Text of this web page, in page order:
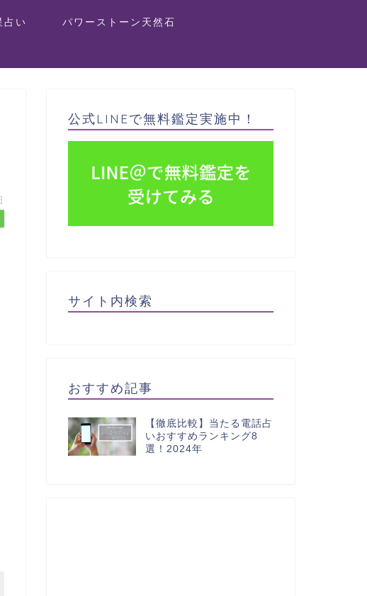
占い パワーストーン天然石
公式LINEで無料鑑定実施中！
サイト内検索
おすすめ記事
【徹底比較】当たる電話占
いおすすめランキング8
選！2024年